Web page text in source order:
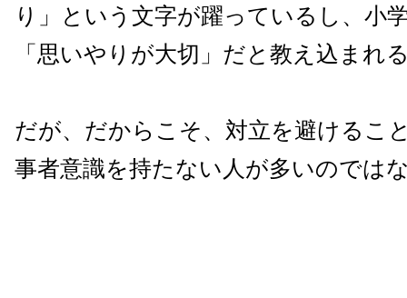
り」という文字が躍っているし、小
「思いやりが大切」だと教え込まれ
だが、だからこそ、対立を避けるこ
事者意識を持たない人が多いのでは